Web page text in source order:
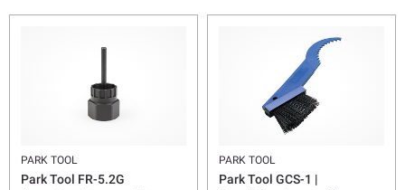
PARK TOOL
Park Tool FR-5.2G
PARK TOOL
Park Tool GCS-1 |